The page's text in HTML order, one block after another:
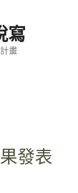
寫
畫
發表